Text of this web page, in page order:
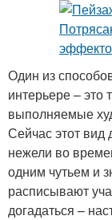
Один из
интерьере – это
выполняемые
Сейчас этот вид
нежели во
одним чутьем и
расписывают
догадаться –